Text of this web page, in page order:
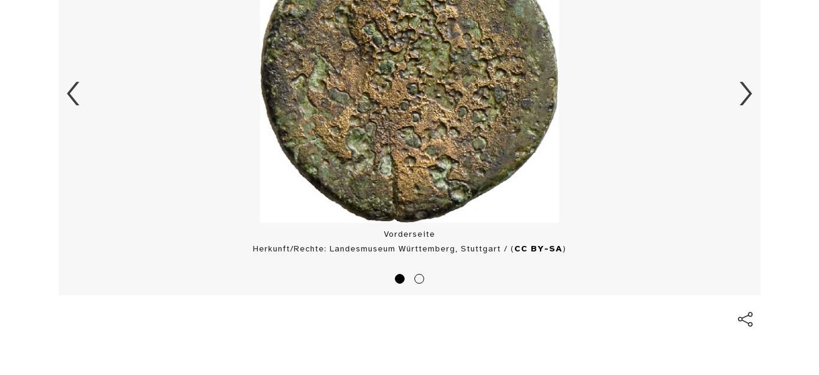
Vorderseite
Herkunft/Rechte: Landesmuseum Württemberg, Stuttgart / ( CC BY-SA)